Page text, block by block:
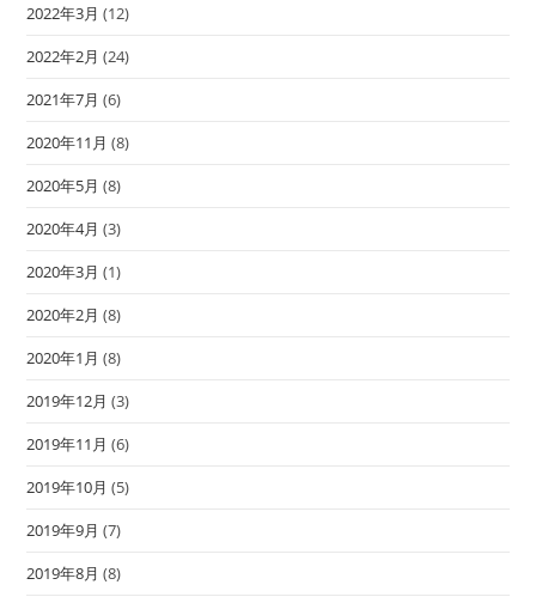
2022年3月 (12)
2022年2月 (24)
2021年7月 (6)
2020年11月 (8)
2020年5月 (8)
2020年4月 (3)
2020年3月 (1)
2020年2月 (8)
2020年1月 (8)
2019年12月 (3)
2019年11月 (6)
2019年10月 (5)
2019年9月 (7)
2019年8月 (8)